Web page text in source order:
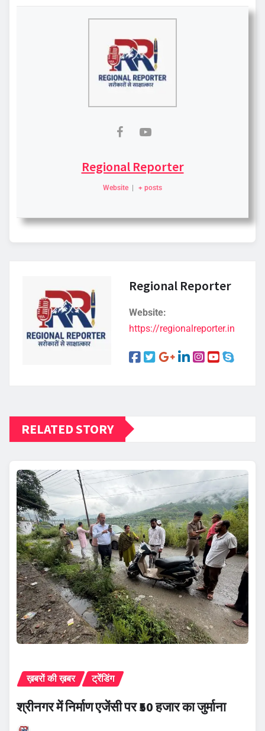
Regional Reporter
Website + posts
Regional Reporter
Website:
https://regionalreporter.in
RELATED STORY
ख़बरों की ख़बर ट्रेंडिंग
श्रीनगर में निर्माण एजेंसी पर ₹50 हजार का जुर्माना